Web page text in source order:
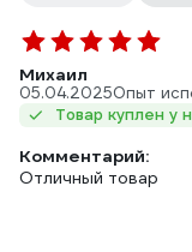
Михаил
05.04.2025Опыт
Товар куплен у
Комментарий:
Отличный товар